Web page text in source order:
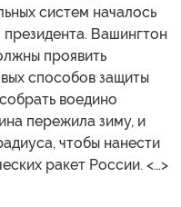
систем началось
Вашингтон
проявить
способов защиты
воедино
пережила зиму, и
чтобы нанести
ракет России. <…>